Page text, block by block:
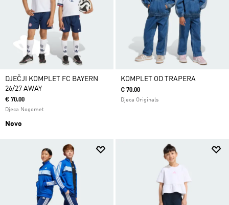
DJEČJI KOMPLET FC BAYERN
26/27 AWAY
€ 70.00
Djeca Nogomet
Novo
KOMPLET OD TRAPERA
€ 70.00
Djeca Originals